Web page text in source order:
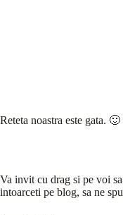
Reteta noastra este gata. 🙂
Va invit cu drag si pe voi
intoarceti pe blog, sa ne